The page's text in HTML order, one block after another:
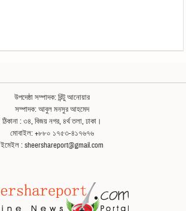
উপদেষ্ঠা সম্পাদক: রিন্টু আনোয়ার
সম্পাদক: আবুল মনসুর আহমেদ
ঠিকানা : ৩৪, বিজয় নগর, ৪র্থ তলা, ঢাকা।
মোবাইল: +৮৮০ ১৭৫৩-৪১৭৬৭৬
ইমেইল : sheershareport@gmail.com